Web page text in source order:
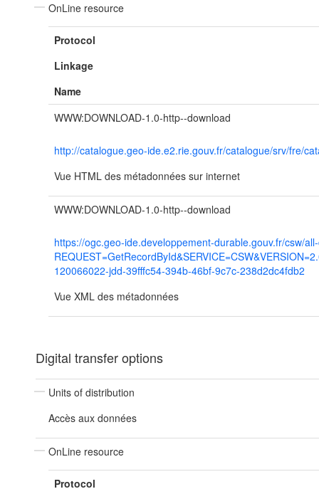
OnLine resource
Protocol
Linkage
Name
WWW:DOWNLOAD-1.0-http--download
http://catalogue.geo-ide.e2.rie.gouv.fr/catalogue/srv/fre/
Vue HTML des métadonnées sur internet
WWW:DOWNLOAD-1.0-http--download
https://ogc.geo-ide.developpement-durable.gouv.fr/csw/
120066022-jdd-39fffc54-394b-46bf-9c7c-238d2dc4fdb2
Vue XML des métadonnées
Digital transfer options
Units of distribution
Accès aux données
OnLine resource
Protocol